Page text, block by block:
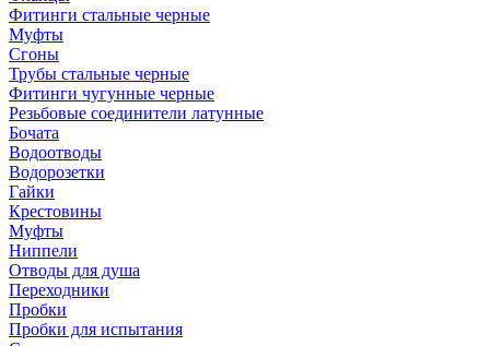
Фитинги стальные черные
Муфты
Сгоны
Трубы стальные черные
Фитинги чугунные черные
Резьбовые соединители латунные
Бочата
Водоотводы
Водорозетки
Гайки
Крестовины
Муфты
Ниппели
Отводы для душа
Переходники
Пробки
Пробки для испытания